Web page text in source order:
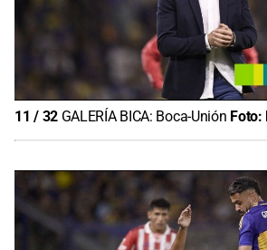
11 / 32 GALERÍA BICA: Boca-Unión Foto: